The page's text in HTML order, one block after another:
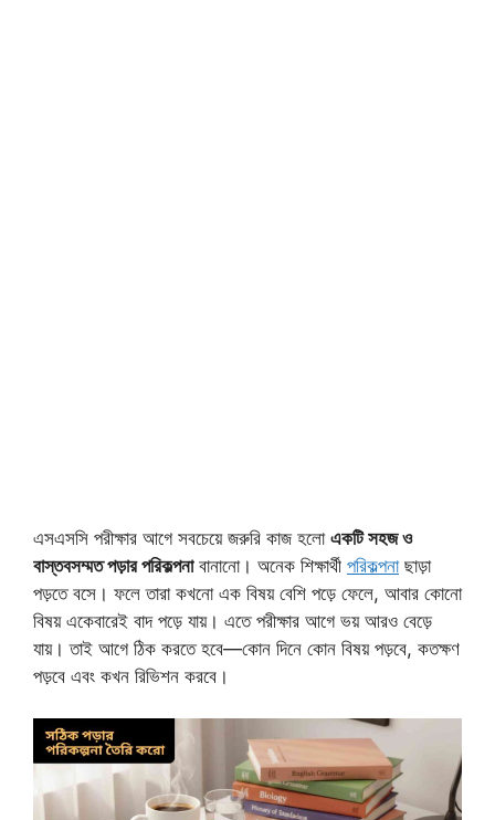
এসএসসি পরীক্ষার আগে সবচেয়ে জরুরি কাজ হলো একটি সহজ ও
বাস্তবসম্মত পড়ার পরিকল্পনাবানানো। অনেক শিক্ষার্থী পরিকল্পনাছাড়া
পড়তে বসে। ফলে তারা কখনো এক বিষয় বেশি পড়ে ফেলে, আবার কোনো
বিষয় একেবারেই বাদ পড়ে যায়। এতে পরীক্ষার আগে ভয় আরও বেড়ে
যায়। তাই আগে ঠিক করতে হবে—কোন দিনে কোন বিষয় পড়বে, কতক্ষণ
পড়বে এবং কখন রিভিশন করবে।